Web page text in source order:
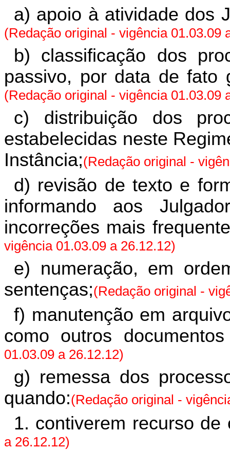
a) apoio à atividade dos
(Redação original - vigência 01.03.09
b) classificação dos
passivo, por data de fato
(Redação original - vigência 01.03.09
c) distribuição dos
estabelecidas neste
Instância;(Redação original -
d) revisão de texto e
informando aos
incorreções mais
vigência 01.03.09 a 26.12.12)
e) numeração, em
sentenças;(Redação original -
f) manutenção em
como outros
01.03.09 a 26.12.12)
g) remessa dos
quando:(Redação original -
1. contiverem recurso de
a 26.12.12)